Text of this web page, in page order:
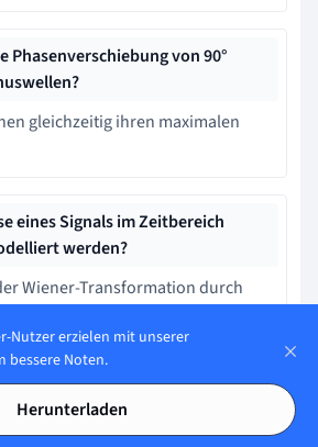
Phasenverschiebung von 90°
gleichzeitig ihren maximalen
eines Signals im Zeitbereich
werden?
Wiener-Transformation durch
zur Berechnung der
ϕzwischen zwei Sinuswellen?
Nutzer erzielen mit unserer
bessere Noten.
Herunterladen